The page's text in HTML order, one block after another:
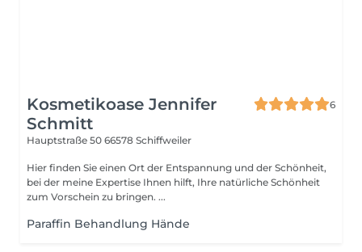
Kosmetikoase Jennifer
Schmitt
6
Hauptstraße 50 66578 Schiffweiler
Hier finden Sie einen Ort der Entspannung und der Schönheit,
bei der meine Expertise Ihnen hilft, Ihre natürliche Schönheit
zum Vorschein zu bringen. ...
Paraffin Behandlung Hände